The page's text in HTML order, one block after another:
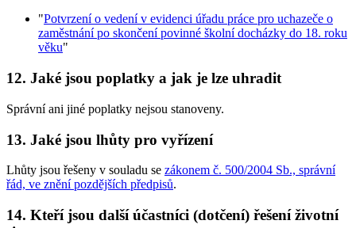
"Potvrzení o vedení v evidenci úřadu práce pro uchazeče o
zaměstnání po skončení povinné školní docházky do 18. roku
věku"
12. Jaké jsou poplatky a jak je lze uhradit
Správní ani jiné poplatky nejsou stanoveny.
13. Jaké jsou lhůty pro vyřízení
Lhůty jsou řešeny v souladu se zákonem č. 500/2004 Sb., správní
řád, ve znění pozdějších předpisů.
14. Kteří jsou další účastníci (dotčení) řešení životní